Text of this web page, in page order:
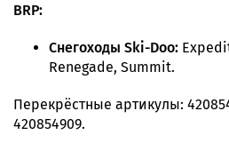
BRP:
Снегоходы Ski-Doo:
Renegade, Summit.
Перекрёстные артикулы:
420854909.